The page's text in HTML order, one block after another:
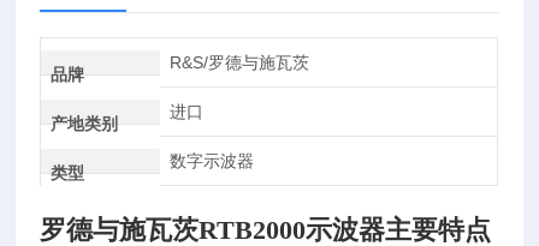
品牌
R&S/罗德与施瓦茨
产地类别
进口
类型
数字示波器
罗德与施瓦茨RTB2000示波器主要特点